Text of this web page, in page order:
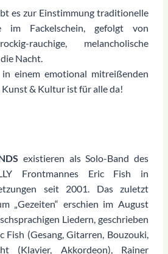
es zur Einstimmung traditionelle
im Fackelschein, gefolgt von
rauchige, melancholische
Nacht.
einem emotional mitreißenden
Kunst & Kultur ist für alle da!
existieren als Solo-Band des
Frontmannes Eric Fish in
seit 2001. Das zuletzt
„Gezeiten“ erschien im August
Liedern, geschrieben
Fish (Gesang, Gitarren, Bouzouki,
(Klavier, Akkordeon), Rainer